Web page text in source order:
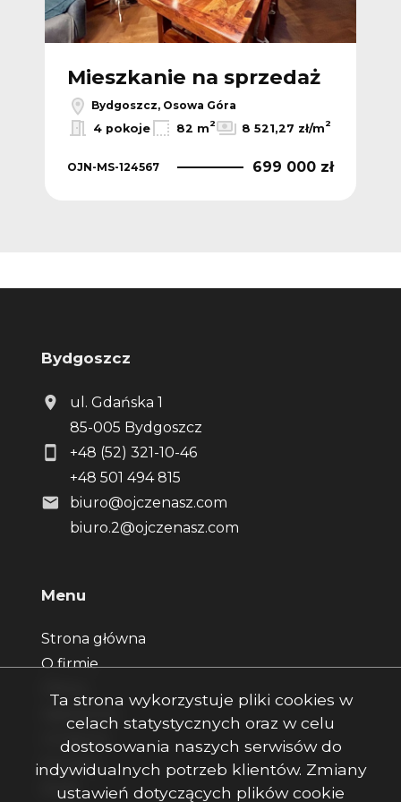
Mieszkanie na sprzedaż
Bydgoszcz, Osowa Góra
4 pokoje
82 m2 8 521,27 zł/m2
OJN-MS-124567 699 000 zł
Bydgoszcz
ul. Gdańska 1
85-005 Bydgoszcz
+48 (52) 321-10-46
+48 501 494 815
biuro@ojczenasz.com
biuro.2@ojczenasz.com
Menu
Strona główna
O firmie
Zgłoszenia
Ulubione
Kontakt
Rodo
Ta strona wykorzystuje pliki cookies w
celach statystycznych oraz w celu
dostosowania naszych serwisów do
indywidualnych potrzeb klientów. Zmiany
ustawień dotyczących plików cookie